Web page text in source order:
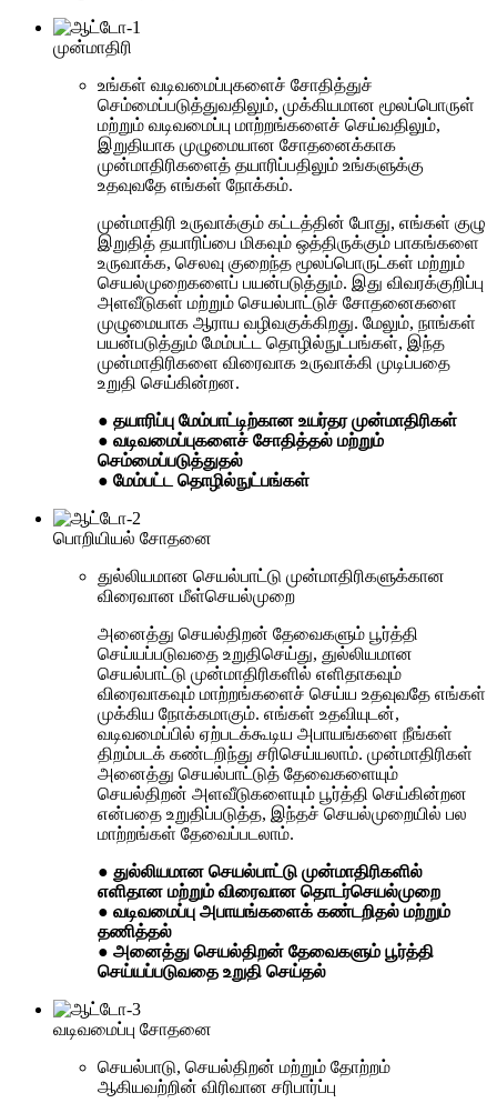
முன்மாதிரி
உங்கள் வடிவமைப்புகளைச் சோதித்துச்
செம்மைப்படுத்துவதிலும், முக்கியமான மூலப்பொருள்
மற்றும் வடிவமைப்பு மாற்றங்களைச் செய்வதிலும்,
இறுதியாக முழுமையான சோதனைக்காக
முன்மாதிரிகளைத் தயாரிப்பதிலும் உங்களுக்கு
உதவுவதே எங்கள் நோக்கம்.
முன்மாதிரி உருவாக்கும் கட்டத்தின் போது, ​​எங்கள் குழு
இறுதித் தயாரிப்பை மிகவும் ஒத்திருக்கும் பாகங்களை
உருவாக்க, செலவு குறைந்த மூலப்பொருட்கள் மற்றும்
செயல்முறைகளைப் பயன்படுத்தும். இது விவரக்குறிப்பு
அளவீடுகள் மற்றும் செயல்பாட்டுச் சோதனைகளை
முழுமையாக ஆராய வழிவகுக்கிறது. மேலும், நாங்கள்
பயன்படுத்தும் மேம்பட்ட தொழில்நுட்பங்கள், இந்த
முன்மாதிரிகளை விரைவாக உருவாக்கி முடிப்பதை
உறுதி செய்கின்றன.
● தயாரிப்பு மேம்பாட்டிற்கான உயர்தர முன்மாதிரிகள்
● வடிவமைப்புகளைச் சோதித்தல் மற்றும்
செம்மைப்படுத்துதல்
● மேம்பட்ட தொழில்நுட்பங்கள்
பொறியியல் சோதனை
துல்லியமான செயல்பாட்டு முன்மாதிரிகளுக்கான
விரைவான மீள்செயல்முறை
அனைத்து செயல்திறன் தேவைகளும் பூர்த்தி
செய்யப்படுவதை உறுதிசெய்து, துல்லியமான
செயல்பாட்டு முன்மாதிரிகளில் எளிதாகவும்
விரைவாகவும் மாற்றங்களைச் செய்ய உதவுவதே எங்கள்
முக்கிய நோக்கமாகும். எங்கள் உதவியுடன்,
வடிவமைப்பில் ஏற்படக்கூடிய அபாயங்களை நீங்கள்
திறம்படக் கண்டறிந்து சரிசெய்யலாம். முன்மாதிரிகள்
அனைத்து செயல்பாட்டுத் தேவைகளையும்
செயல்திறன் அளவீடுகளையும் பூர்த்தி செய்கின்றன
என்பதை உறுதிப்படுத்த, இந்தச் செயல்முறையில் பல
மாற்றங்கள் தேவைப்படலாம்.
● துல்லியமான செயல்பாட்டு முன்மாதிரிகளில்
எளிதான மற்றும் விரைவான தொடர்செயல்முறை
● வடிவமைப்பு அபாயங்களைக் கண்டறிதல் மற்றும்
தணித்தல்
● அனைத்து செயல்திறன் தேவைகளும் பூர்த்தி
செய்யப்படுவதை உறுதி செய்தல்
வடிவமைப்பு சோதனை
செயல்பாடு, செயல்திறன் மற்றும் தோற்றம்
ஆகியவற்றின் விரிவான சரிபார்ப்பு